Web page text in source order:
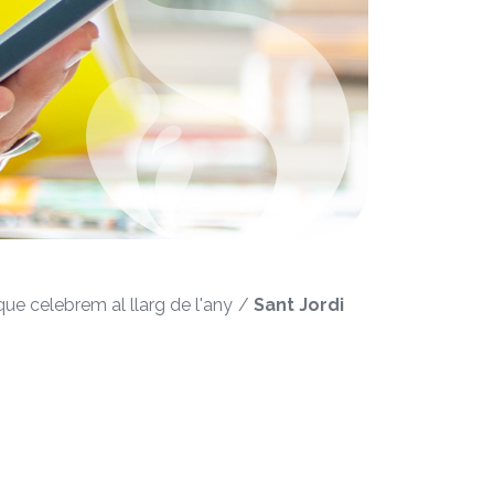
celebrem al llarg de l'any Sant Jordi